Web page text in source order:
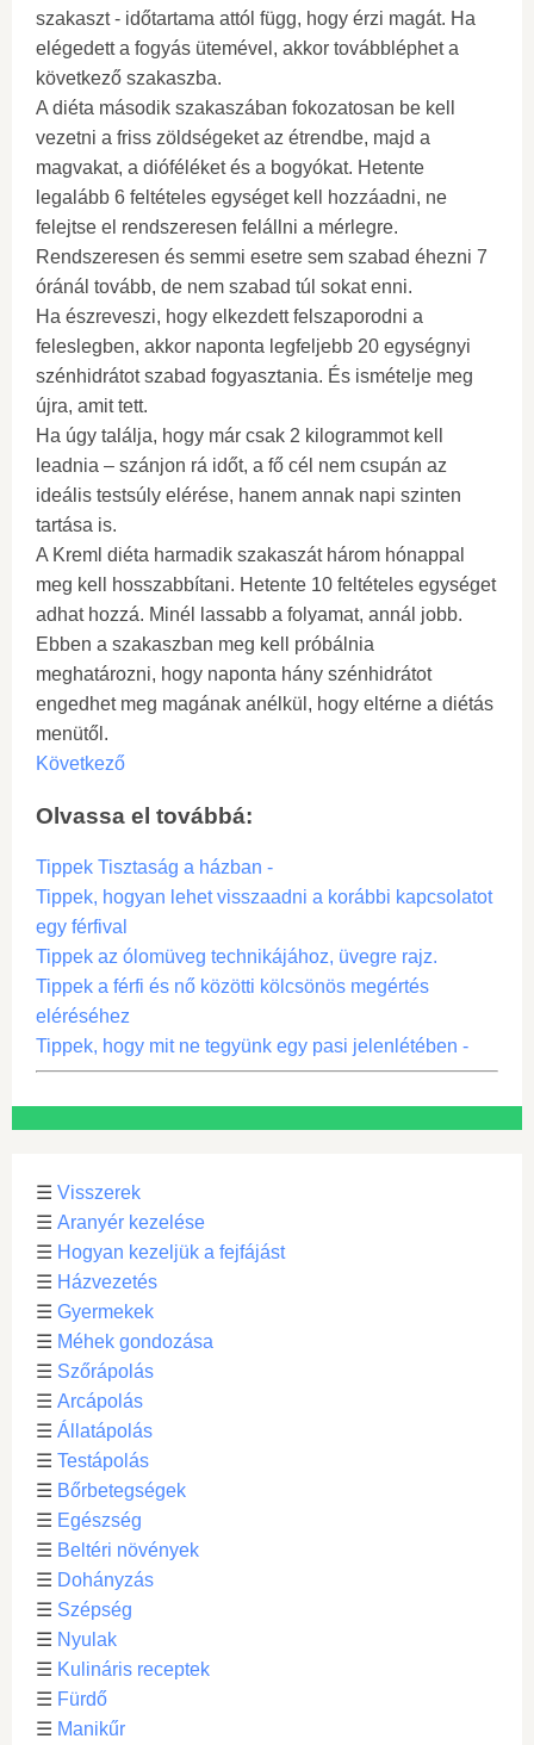
szakaszt - időtartama attól függ, hogy érzi magát. Ha
elégedett a fogyás ütemével, akkor továbbléphet a
következő szakaszba.
A diéta második szakaszában fokozatosan be kell
vezetni a friss zöldségeket az étrendbe, majd a
magvakat, a dióféléket és a bogyókat. Hetente
legalább 6 feltételes egységet kell hozzáadni, ne
felejtse el rendszeresen felállni a mérlegre.
Rendszeresen és semmi esetre sem szabad éhezni 7
óránál tovább, de nem szabad túl sokat enni.
Ha észreveszi, hogy elkezdett felszaporodni a
feleslegben, akkor naponta legfeljebb 20 egységnyi
szénhidrátot szabad fogyasztania. És ismételje meg
újra, amit tett.
Ha úgy találja, hogy már csak 2 kilogrammot kell
leadnia – szánjon rá időt, a fő cél nem csupán az
ideális testsúly elérése, hanem annak napi szinten
tartása is.
A Kreml diéta harmadik szakaszát három hónappal
meg kell hosszabbítani. Hetente 10 feltételes egységet
adhat hozzá. Minél lassabb a folyamat, annál jobb.
Ebben a szakaszban meg kell próbálnia
meghatározni, hogy naponta hány szénhidrátot
engedhet meg magának anélkül, hogy eltérne a diétás
menütől.
Következő
Olvassa el továbbá:
Tippek Tisztaság a házban -
Tippek, hogyan lehet visszaadni a korábbi kapcsolatot
egy férfival
Tippek az ólomüveg technikájához, üvegre rajz.
Tippek a férfi és nő közötti kölcsönös megértés
eléréséhez
Tippek, hogy mit ne tegyünk egy pasi jelenlétében -
☰ Visszerek
☰ Aranyér kezelése
☰ Hogyan kezeljük a fejfájást
☰ Házvezetés
☰ Gyermekek
☰ Méhek gondozása
☰ Szőrápolás
☰ Arcápolás
☰ Állatápolás
☰ Testápolás
☰ Bőrbetegségek
☰ Egészség
☰ Beltéri növények
☰ Dohányzás
☰ Szépség
☰ Nyulak
☰ Kulináris receptek
☰ Fürdő
☰ Manikűr